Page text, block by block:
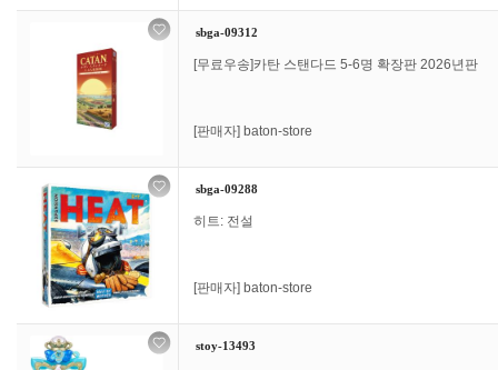
sbga-09312
[무료우송]카탄 스탠다드 5-6명 확장판 2026년판
[판매자] baton-store
sbga-09288
히트: 전설
[판매자] baton-store
stoy-13493